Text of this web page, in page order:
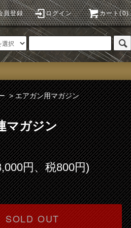
員登録 ログイン カート(0)
>エアガン用マガジン
マガジン
円、税800円)
SOLD OUT